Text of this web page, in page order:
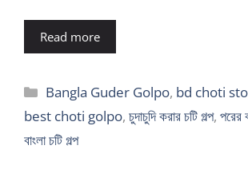
Read more
Categories
Bangla Guder Golpo, bd choti
best choti golpo, চুদাচুদি করার চটি গল্প, পরের
বাংলা চটি গল্প